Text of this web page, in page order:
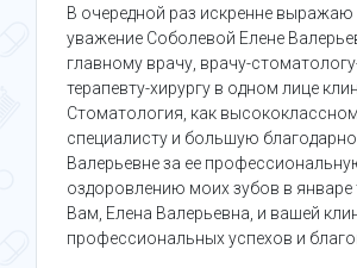
В очередной раз искренне
уважение Соболевой Елене
главному врачу, врачу-
терапевту-хирургу в одном лице
Стоматология, как
специалисту и большую
Валерьевне за ее
оздоровлению моих зубов в январе
Вам, Елена Валерьевна, и вашей
профессиональных успехов и